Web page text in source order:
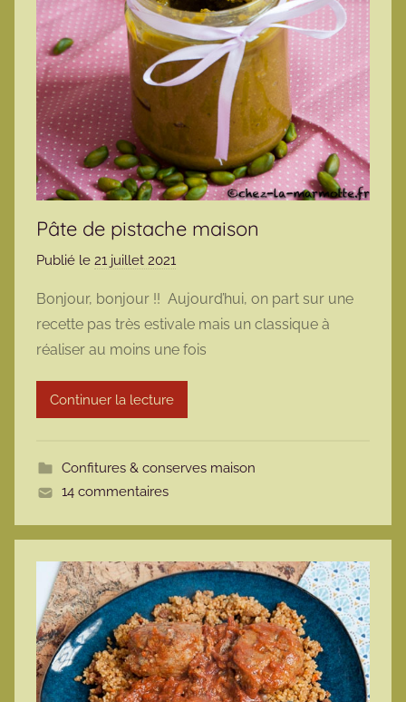
Pâte de pistache maison
Publié le 21 juillet 2021
r
m
a
r
t
Bonjour, bonjour !! Aujourd’hui, on part sur une
recette pas très estivale mais un classique à
réaliser au moins une fois
Continuer la lecture
Confitures & conserves maison
14 commentaires